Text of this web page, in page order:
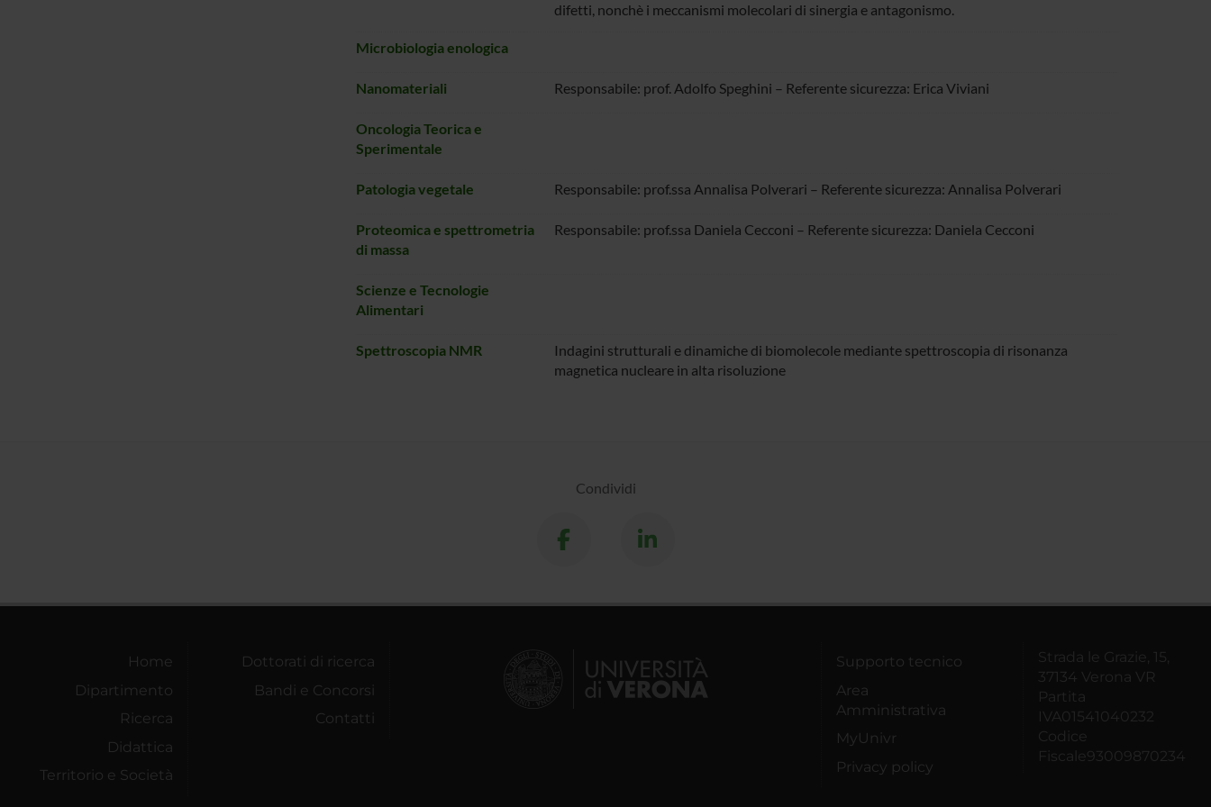
difetti, nonchè i meccanismi molecolari di sinergia e antagonismo.
Microbiologia enologica
Nanomateriali Responsabile: prof. Adolfo Speghini – Referente sicurezza: Erica Viviani
Oncologia Teorica e
Sperimentale
Patologia vegetale Responsabile: prof.ssa Annalisa Polverari – Referente sicurezza: Annalisa Polverari
Proteomica e spettrometria
di massa
Responsabile: prof.ssa Daniela Cecconi – Referente sicurezza: Daniela Cecconi
Scienze e Tecnologie
Alimentari
Spettroscopia NMR
Indagini strutturali e dinamiche di biomolecole mediante spettroscopia di risonanza
magnetica nucleare in alta risoluzione
Condividi
Home
Dipartimento
Ricerca
Didattica
Territorio e Società
Dottorati di ricerca
Bandi e Concorsi
Contatti
Supporto tecnico
Area
Amministrativa
MyUnivr
Privacy policy
Strada le Grazie, 15,
37134 Verona VR
Partita
IVA01541040232
Codice
Fiscale93009870234